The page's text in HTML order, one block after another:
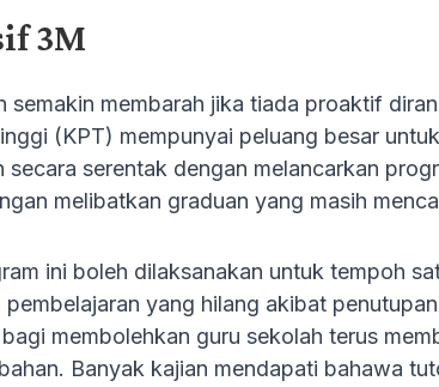
3M
semakin membarah jika tiada proaktif
(KPT) mempunyai peluang besar
secara serentak dengan melancarkan
melibatkan graduan yang masih
ini boleh dilaksanakan untuk tempoh
pembelajaran yang hilang akibat
membolehkan guru sekolah terus
Banyak kajian mendapati bahawa